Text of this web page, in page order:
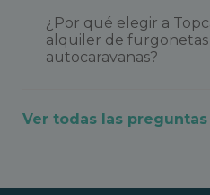
¿Por qué elegir a
alquiler de
autocaravanas?
Ver todas las